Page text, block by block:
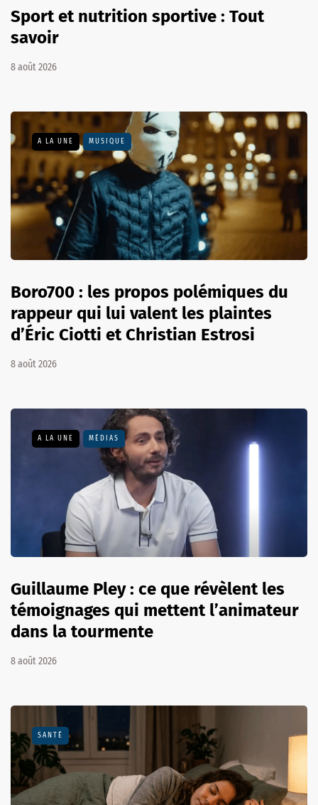
Sport et nutrition sportive : Tout
savoir
8 août 2026
A LA UNE MUSIQUE
Boro700 : les propos polémiques du
rappeur qui lui valent les plaintes
d’Éric Ciotti et Christian Estrosi
8 août 2026
A LA UNE MÉDIAS
Guillaume Pley : ce que révèlent les
témoignages qui mettent l’animateur
dans la tourmente
8 août 2026
SANTÉ